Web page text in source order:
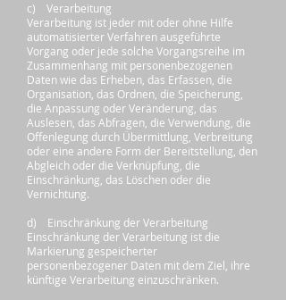
c) Verarbeitung
Verarbeitung ist jeder mit oder ohne Hilfe
automatisierter Verfahren ausgeführte
Vorgang oder jede solche Vorgangsreihe im
Zusammenhang mit personenbezogenen
Daten wie das Erheben, das Erfassen, die
Organisation, das Ordnen, die Speicherung,
die Anpassung oder Veränderung, das
Auslesen, das Abfragen, die Verwendung, die
Offenlegung durch Übermittlung, Verbreitung
oder eine andere Form der Bereitstellung, den
Abgleich oder die Verknüpfung, die
Einschränkung, das Löschen oder die
Vernichtung.
d) Einschränkung der Verarbeitung
Einschränkung der Verarbeitung ist die
Markierung gespeicherter
personenbezogener Daten mit dem Ziel, ihre
künftige Verarbeitung einzuschränken.